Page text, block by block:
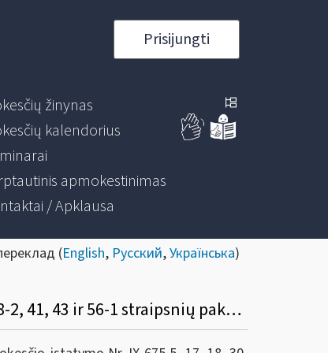
Prisijungti
žinynas
kalendorius
apmokestinimas
/ Apklausa
(English, Русский,Українська)
Informacinis pranešimas dėl Pelno mokesčio įstatymo Nr. IX-675 5, 17, 18, 30, 33, 34, 35, 38-2, 41, 43 ir 56-1 straipsnių pakeitimo ir įstatymo papildymo 30-3 straipsniu įstatymo pakeitimo